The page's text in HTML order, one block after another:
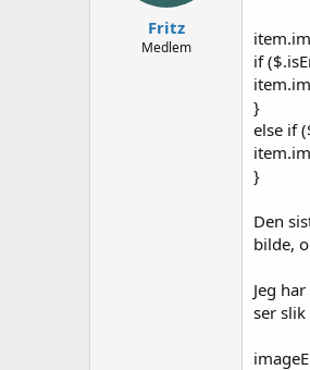
Fritz
Medlem
if
}
else if
}
Den
bilde,
Jeg
ser slik